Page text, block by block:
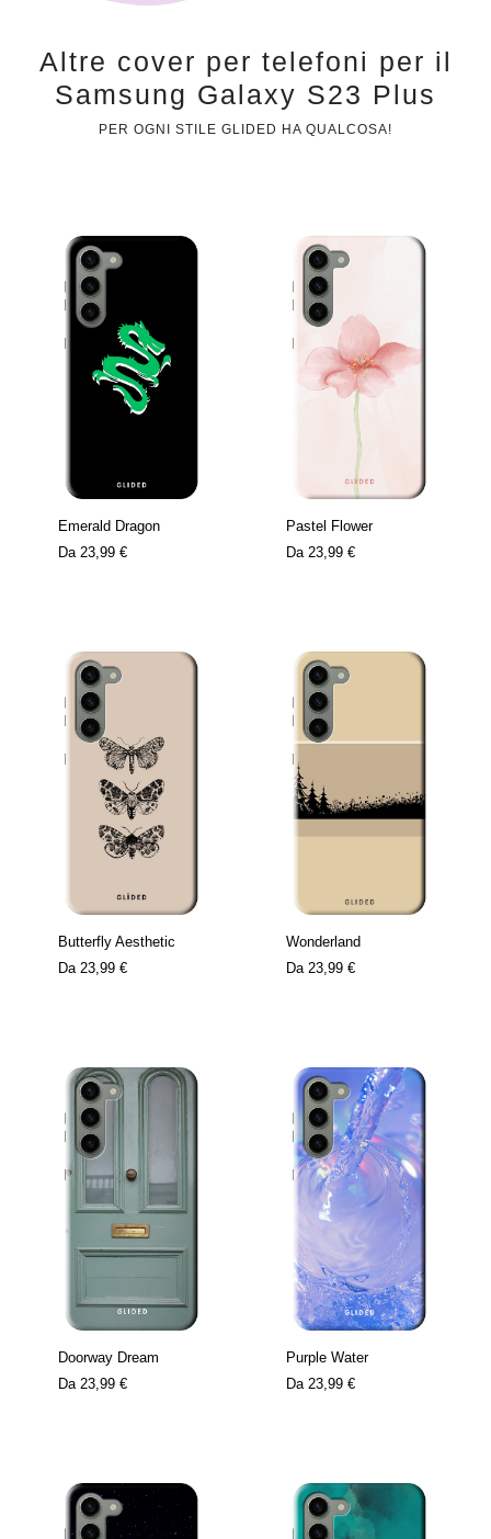
Altre cover per telefoni per il
Samsung Galaxy S23 Plus
PER OGNI STILE GLIDED HA QUALCOSA!
Emerald Dragon
Da 23,99 €
Pastel Flower
Da 23,99 €
Butterfly Aesthetic
Da 23,99 €
Wonderland
Da 23,99 €
Doorway Dream
Da 23,99 €
Purple Water
Da 23,99 €